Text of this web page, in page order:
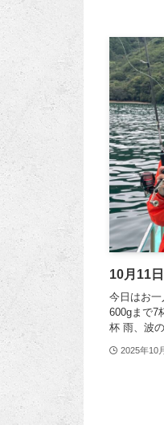
10月11
今日はお
600gまで7
杯 雨、波
2025年10